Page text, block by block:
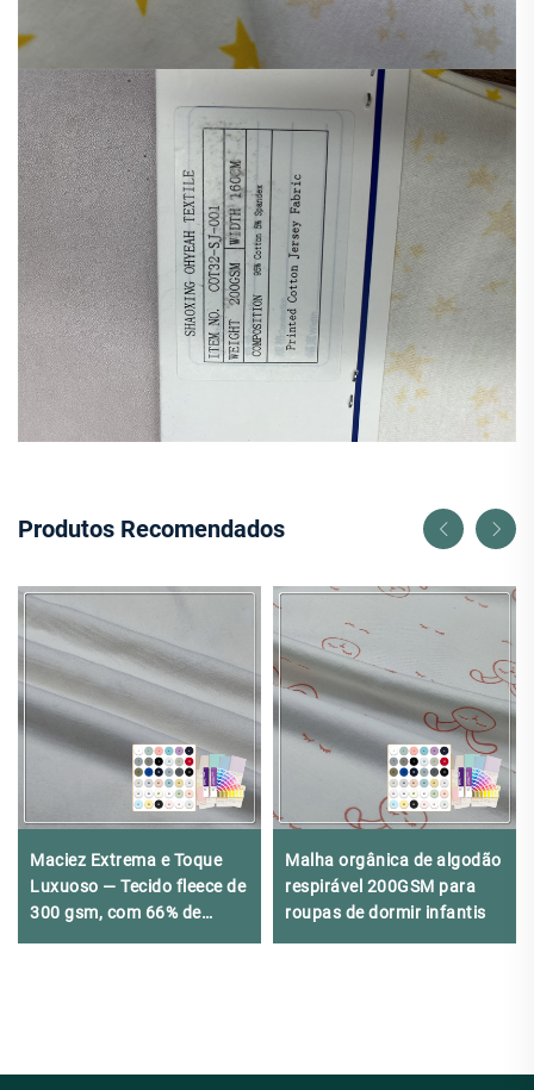
Produtos Recomendados
Maciez Extrema e Toque
Luxuoso — Tecido fleece de
300 gsm, com 66% de
Malha orgânica de algodão
respirável 200GSM para
roupas de dormir infantis